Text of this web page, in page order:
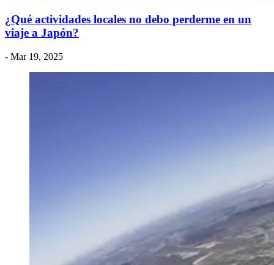
¿Qué actividades locales no debo perderme en un
viaje a Japón?
- Mar 19, 2025